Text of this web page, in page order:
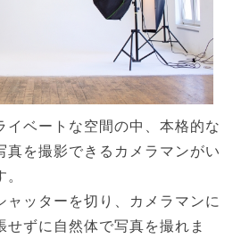
イベートな空間の中、本格的な
真を撮影できるカメラマンがい
ャッターを切り、カメラマンに
せずに自然体で写真を撮れま